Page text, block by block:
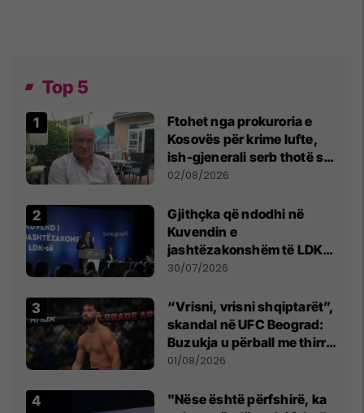
Top 5
Ftohet nga prokuroria e
Kosovës për krime lufte,
ish-gjenerali serb thotë se
dikush e tradhtoi në
02/08/2026
Gjithçka që ndodhi në
Kuvendin e
jashtëzakonshëm të LDK-
së
30/07/2026
“Vrisni, vrisni shqiptarët”,
skandal në UFC Beograd:
Buzukja u përball me thirrje
anti-shqiptare nga
01/08/2026
"Nëse është përfshirë, ka